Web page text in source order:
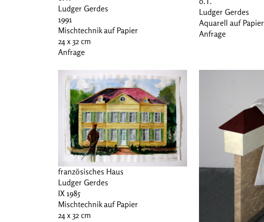
Ludger Gerdes
1991
Mischtechnik auf Papier
24 x 32 cm
Anfrage
Ludger Gerdes
Aquarell auf Papier
Anfrage
französisches Haus
Ludger Gerdes
IX 1985
Mischtechnik auf Papier
24 x 32 cm